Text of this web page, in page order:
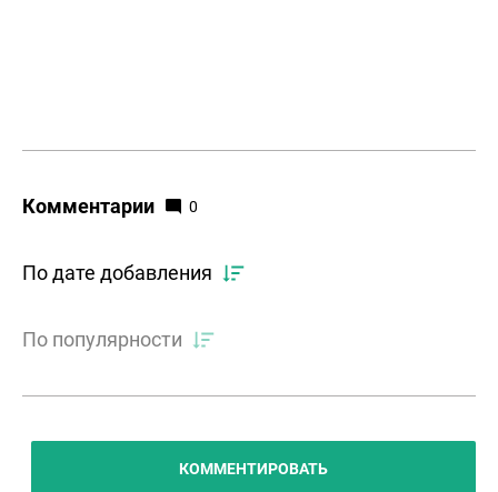
Комментарии 0
По дате добавления
По популярности
КОММЕНТИРОВАТЬ